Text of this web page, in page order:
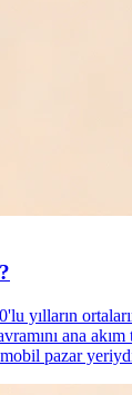
yılların
ana
mobil pazar